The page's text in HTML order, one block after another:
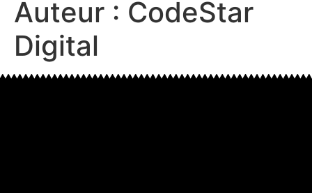
Auteur : CodeStar
Digital